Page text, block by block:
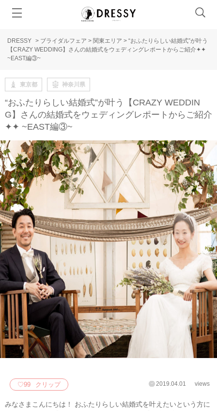
DRESSY > ブライダルフェア > 関東エリア > “おふたりらしい結婚式”が叶う
【CRAZY WEDDING】さんの結婚式をウェディングレポートからご紹介✦✦
~EAST編③~
東京都 神奈川県
“おふたりらしい結婚式”が叶う【CRAZY WEDDIN
G】さんの結婚式をウェディングレポートからご紹介
✦✦ ~EAST編③~
♡99 クリップ 2019.04.01 views
みなさまこんにちは！ おふたりらしい結婚式を叶えたいという方に